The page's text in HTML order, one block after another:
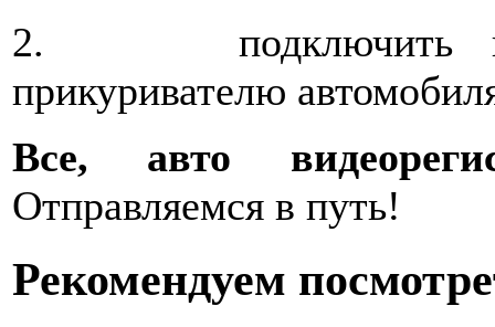
2. подключить
прикуривателю
Все, авто
Отправляемся в путь!
Рекомендуем